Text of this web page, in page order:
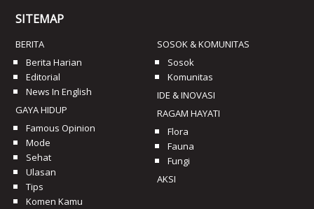
SITEMAP
BERITA
Berita Harian
Editorial
News In English
GAYA HIDUP
Famous Opinion
Mode
Sehat
Ulasan
Tips
Komen Kamu
SOSOK & KOMUNITAS
Sosok
Komunitas
IDE & INOVASI
RAGAM HAYATI
Flora
Fauna
Fungi
AKSI